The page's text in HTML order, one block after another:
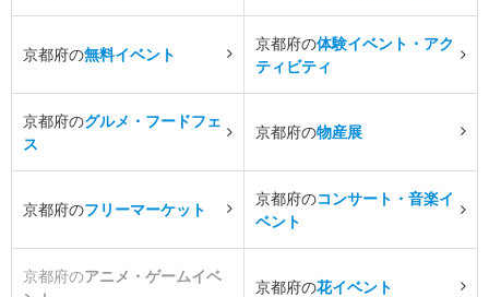
京都府の無料イベント
京都府の体験イベント・アク
ティビティ
京都府のグルメ・フードフェ
ス
京都府の物産展
京都府のフリーマーケット
京都府のコンサート・音楽イ
ベント
京都府のアニメ・ゲームイベ
京都府の花イベント